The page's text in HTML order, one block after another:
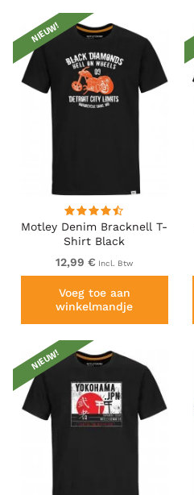
Motley Denim Bracknell T-
Shirt Black
NIEUW!
12,99 € Incl. Btw
Voeg toe aan
winkelmandje
NIEUW!